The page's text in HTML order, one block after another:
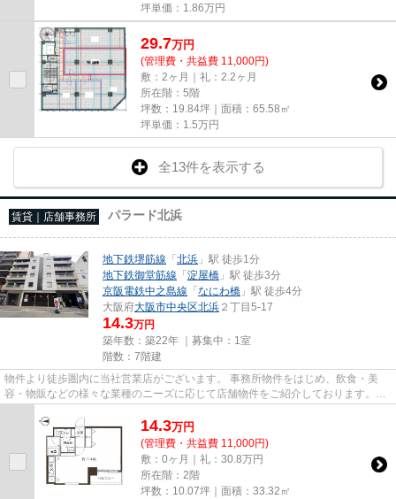
坪単価： 1.86万円
29.7万円
(管理費・共益費 11,000円)
敷：2ヶ月｜礼：2.2ヶ月
所在階：5階
坪数：19.84坪｜面積：65.58㎡
坪単価： 1.5万円
全13件を表示する
賃貸｜店舗事務所 パラード北浜
地下鉄堺筋線 「北浜 」駅 徒歩1分
地下鉄御堂筋線 「淀屋橋 」駅 徒歩3分
京阪電鉄中之島線 「なにわ橋 」駅 徒歩4分
大阪府大阪市中央区北浜 ２丁目5-17
14.3万円
築年数：築22年 ｜募集中： 1室
階数：7階建
物件より徒歩圏内に当社営業店がございます。 事務所物件をはじめ、飲食・美
容・物販などの様々な業種のニーズに応じて店舗物件をご紹介しております。
尚、弊社ではおとり広告は一切...
14.3万円
(管理費・共益費 11,000円)
敷：0ヶ月｜礼：30.8万円
所在階：2階
坪数：10.07坪｜面積：33.32㎡